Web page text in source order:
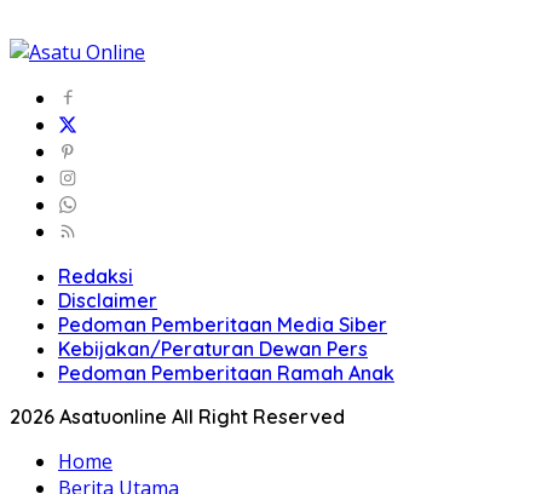
Redaksi
Disclaimer
Pedoman Pemberitaan Media Siber
Kebijakan/Peraturan Dewan Pers
Pedoman Pemberitaan Ramah Anak
2026 Asatuonline All Right Reserved
Home
Berita Utama